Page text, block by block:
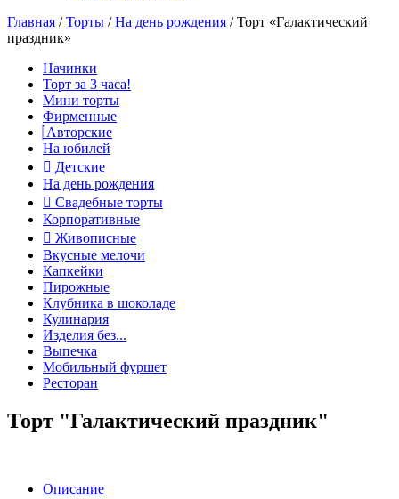
Главная /Торты /На день рождения / Торт «Галактический
праздник»
Начинки
Торт за 3 часа!
Мини торты
Фирменные
Авторские
На юбилей
Детские
На день рождения
Свадебные торты
Корпоративные
Живописные
Вкусные мелочи
Капкейки
Пирожные
Клубника в шоколаде
Кулинария
Изделия без...
Выпечка
Мобильный фуршет
Ресторан
Торт "Галактический праздник"
Описание